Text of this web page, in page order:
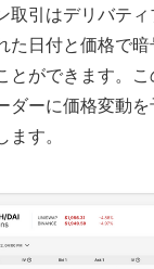
取引はデリバテ
た日付と価格で
とができます。
ダーに価格変動
す。